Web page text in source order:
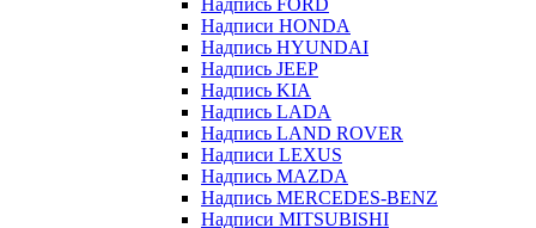
Надпись FORD
Надписи HONDA
Надпись HYUNDAI
Надпись JEEP
Надпись KIA
Надпись LADA
Надпись LAND ROVER
Надписи LEXUS
Надпись MAZDA
Надпись MERCEDES-BENZ
Надписи MITSUBISHI